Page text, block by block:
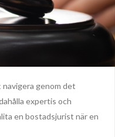
genom det
expertis och
en bostadsjurist när en